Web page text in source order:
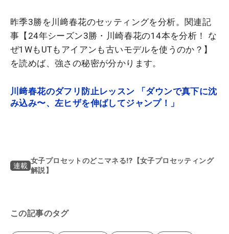
昨季3勝を川﨑春花のセッティングを分析。関連記
事【24年シーズン3勝・川崎春花の14本を分析！ な
ぜ1WもUTもアイアンも古いモデルを使うのか？】
を読めば、強さの秘密が分かります。
川﨑春花のダフリ防止レッスン 「ダウンで真下に沈
み込み〜、左ヒザを伸ばしてジャンプ！」
連載
女子プロセットのどこマネる⁉【女子プロセッティング
解説】
この記事のタグ